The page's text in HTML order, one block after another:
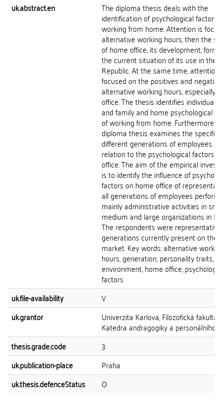
uk.abstract.en
The diploma thesis deals with the
identification of psychological factors
working from home. Attention is
alternative working hours, then the
of home office, its development,
the current situation of its use in the
Republic. At the same time, attention
focused on the positives and
alternative working hours, especially
office. The thesis identifies individual,
and family and home psychological
of working from home. Furthermore,
diploma thesis examines the
different generations of employees in
relation to the psychological factors
office. The aim of the empirical
is to identify the influence of
factors on home office of
all generations of employees
mainly administrative activities in
medium and large organizations in
The respondents were
generations currently present on the
market. Key words: alternative
hours, generation, personality traits,
environment, home office,
factors
uk.file-availability
V
uk.grantor
Univerzita Karlova, Filozofická fakulta,
Katedra andragogiky a personálního
thesis.grade.code
3
uk.publication-place
Praha
uk.thesis.defenceStatus
O